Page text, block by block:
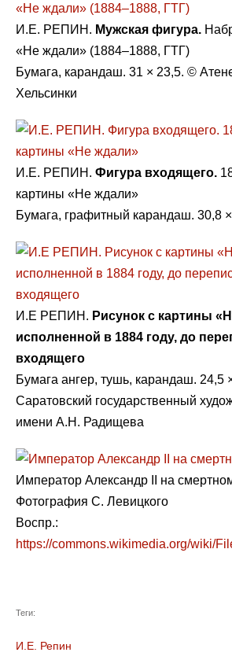
И.Е. РЕПИН. Мужская фигура.
«Не ждали» (1884–1888, ГТГ)
Бумага, карандаш. 31 × 23,5. ©
Хельсинки
И.Е. РЕПИН. Фигура входящего.
картины «Не ждали»
Бумага, графитный карандаш. 30,8
И.Е РЕПИН. Рисунок с картины
исполненной в 1884 году, до
входящего
Бумага ангер, тушь, карандаш. 24,5
Саратовский государственный
имени А.Н. Радищева
Император Александр II на
Фотография С. Левицкого
Воспр.:
https://commons.wikimedia.org/wiki/
Теги:
И.Е. Репин